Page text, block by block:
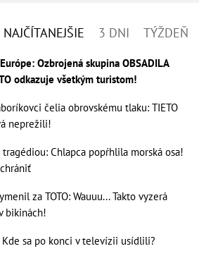
NAJČÍTANEJŠIE 3 DNI TÝŽDEŇ
Ozbrojená skupina OBSADILA
odkazuje všetkým turistom!
čelia obrovskému tlaku: TIETO
neprežili!
Chlapca popŕhlila morská osa!
za TOTO: Wauuu... Takto vyzerá
bikinách!
sa po konci v televízii usídlili?